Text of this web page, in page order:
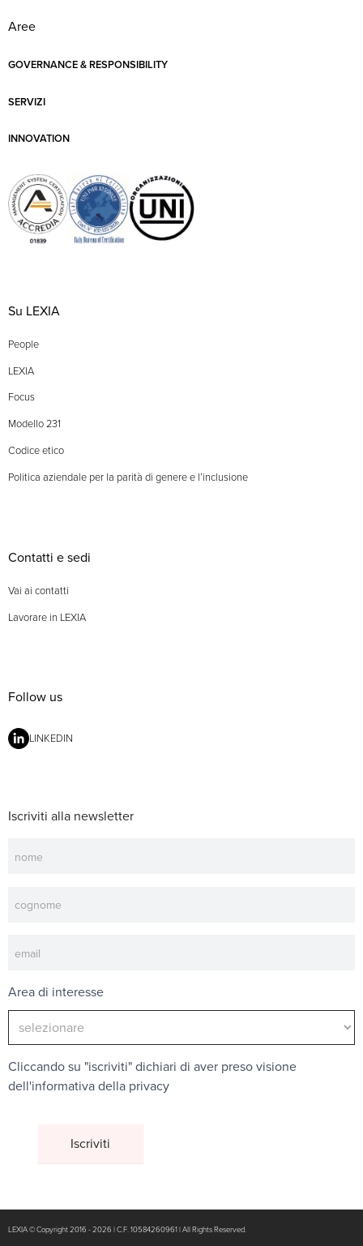
Aree
GOVERNANCE & RESPONSIBILITY
SERVIZI
INNOVATION
Su LEXIA
People
LEXIA
Focus
Modello 231
Codice etico
Politica aziendale per la parità di genere e l’inclusione
Contatti e sedi
Vai ai contatti
Lavorare in LEXIA
Follow us
LINKEDIN
Iscriviti alla newsletter
Area di interesse
Cliccando su "iscriviti" dichiari di aver preso visione
dell'informativa della privacy
LEXIA © Copyright 2016 - 2026 | C.F. 10584260961 | All Rights Reserved.